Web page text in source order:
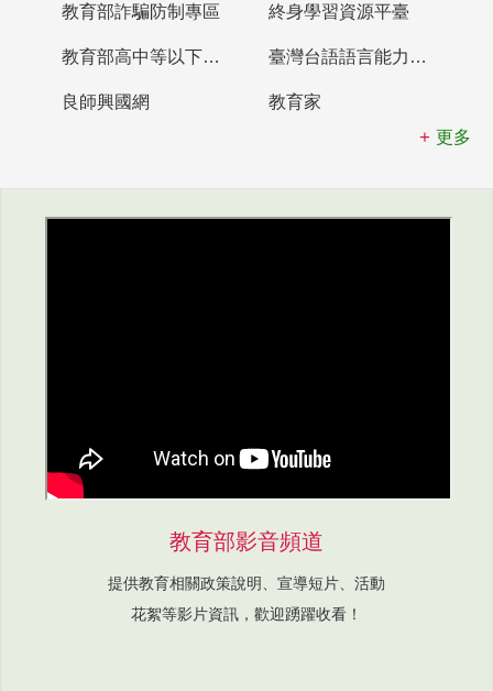
教育部詐騙防制專區 終身學習資源平臺
教育部高中等以下學校及幼兒園教師資格檢定考試 臺灣台語語言能力認證網站
良師興國網
教育家
更多
教育部影音頻道
提供教育相關政策說明、宣導短片、活動
花絮等影片資訊，歡迎踴躍收看！